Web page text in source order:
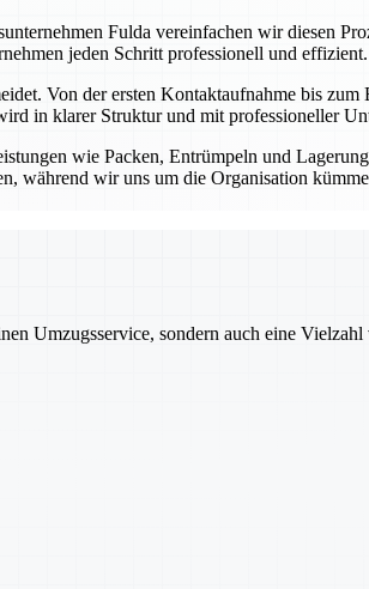
Fulda vereinfachen wir diesen
jeden Schritt professionell und effizient.
Von der ersten Kontaktaufnahme bis
in klarer Struktur und mit professioneller
wie Packen, Entrümpeln und
während wir uns um die Organisation
Umzugsservice, sondern auch eine